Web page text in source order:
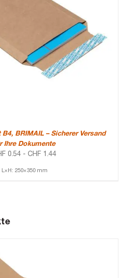
BRIMAIL – Sicherer Versand
Ihre Dokumente
0.54 - CHF 1.44
L×H: 250×350 mm